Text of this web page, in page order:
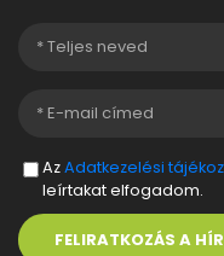
AzAdatkezelési
leírtakat elfogadom.
FELIRATKOZÁS A